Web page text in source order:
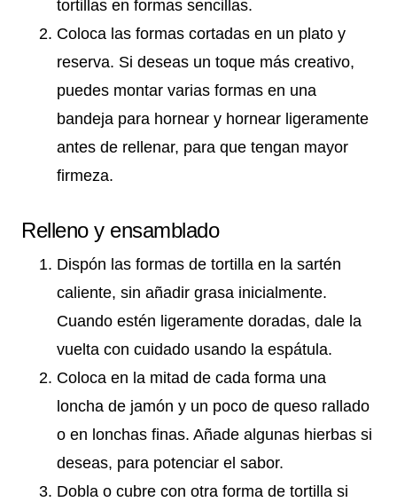
tortillas en formas sencillas.
Coloca las formas cortadas en un plato y
reserva. Si deseas un toque más creativo,
puedes montar varias formas en una
bandeja para hornear y hornear ligeramente
antes de rellenar, para que tengan mayor
firmeza.
Relleno y ensamblado
Dispón las formas de tortilla en la sartén
caliente, sin añadir grasa inicialmente.
Cuando estén ligeramente doradas, dale la
vuelta con cuidado usando la espátula.
Coloca en la mitad de cada forma una
loncha de jamón y un poco de queso rallado
o en lonchas finas. Añade algunas hierbas si
deseas, para potenciar el sabor.
Dobla o cubre con otra forma de tortilla si